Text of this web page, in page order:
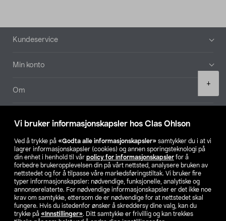
Vi bruker informasjonskapsler hos Clas Ohlson
Ved å trykke på «Godta alle informasjonskapsler» samtykker du i at vi
lagrer informasjonskapsler (cookies) og annen sporingsteknologi på
din enhet i henhold til vår policy for informasjonskapsler for å
forbedre brukeropplevelsen din på vårt nettsted, analysere bruken av
nettstedet og for å tilpasse våre markedsføringstiltak. Vi bruker fire
typer informasjonskapsler: nødvendige, funksjonelle, analytiske og
annonserelaterte. For nødvendige informasjonskapsler er det ikke noe
krav om samtykke, ettersom de er nødvendige for at nettstedet skal
fungere. Hvis du istedenfor ønsker å skreddersy dine valg, kan du
trykke på «Innstillinger». Ditt samtykke er frivillig og kan trekkes
+
Bunntekst
Kundeservice
Min konto
Om
Våre selskaper
Finn din butikk
SE NO FI